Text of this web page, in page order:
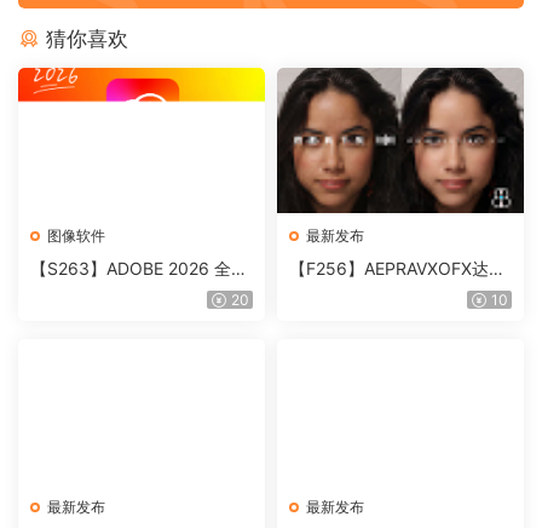
猜你喜欢
图像软件
【S263】ADOBE 2026 全家
20
最新发布
【F256】AEPRAVXOFX达芬
奇视频人像磨皮润肤美颜插件
10
最新发布 最新发布